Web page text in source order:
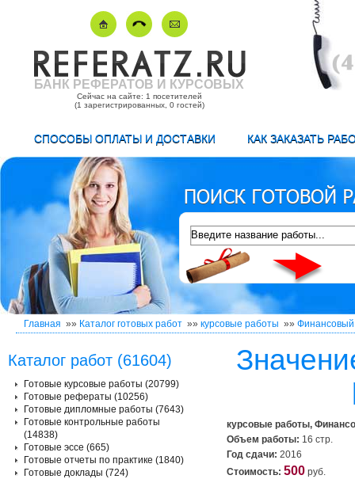
БАНК РЕФЕРАТОВ И КУРСОВЫХ
Сейчас на сайте: 1 посетителей
(1 зарегистрированных, 0 гостей)
СПОСОБЫ ОПЛАТЫ И ДОСТАВКИ КАК ЗАКАЗАТЬ
Главная »» Каталог готовых работ »» курсовые работы »»
курсовые работы,
Объем работы: 16 стр.
Год сдачи: 2016
Стоимость: 500 руб.
Каталог работ (61604)
Готовые курсовые работы (20799)
Готовые рефераты (10256)
Готовые дипломные работы (7643)
Готовые контрольные работы
(14838)
Готовые эссе (665)
Готовые отчеты по практике (1840)
Готовые доклады (724)